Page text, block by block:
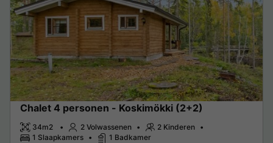
Chalet 4 personen - Koskimökki (2+2)
34m2 2 Volwassenen
2 Kinderen
1 Slaapkamers
1 Badkamer